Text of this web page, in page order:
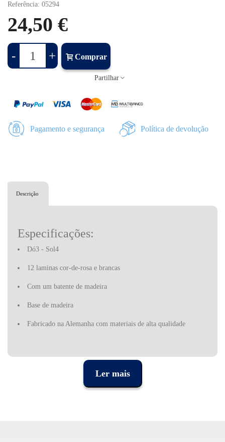
Referência: 05294
24,50 €
- + Comprar
Partilhar
Pagamento e segurança Política de devolução
Descrição
Especificações:
Dó3 - Sol4
12 laminas cor-de-rosa e brancas
Com um batente de madeira
Base de madeira
Fabricado na Alemanha com materiais de alta qualidade
Ler mais